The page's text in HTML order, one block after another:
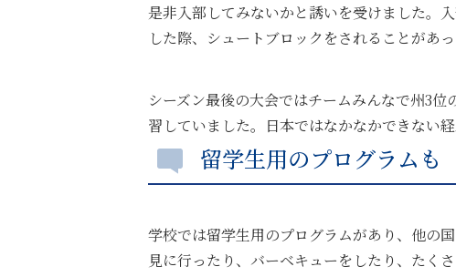
是非入部してみないかと誘いを受けました。
した際、シュートブロックをされることがあ
シーズン最後の大会ではチームみんなで州3
習していました。日本ではなかなかできない
留学生用のプログラムも
学校では留学生用のプログラムがあり、他の
見に行ったり、バーベキューをしたり、たく